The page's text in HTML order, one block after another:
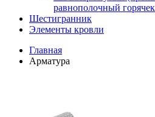
равнополочный
Шестигранник
Элементы кровли
Главная
Арматура